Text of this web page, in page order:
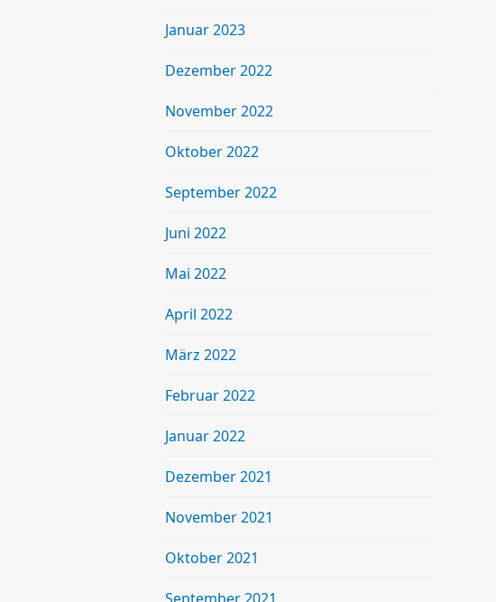
Januar 2023
Dezember 2022
November 2022
Oktober 2022
September 2022
Juni 2022
Mai 2022
April 2022
März 2022
Februar 2022
Januar 2022
Dezember 2021
November 2021
Oktober 2021